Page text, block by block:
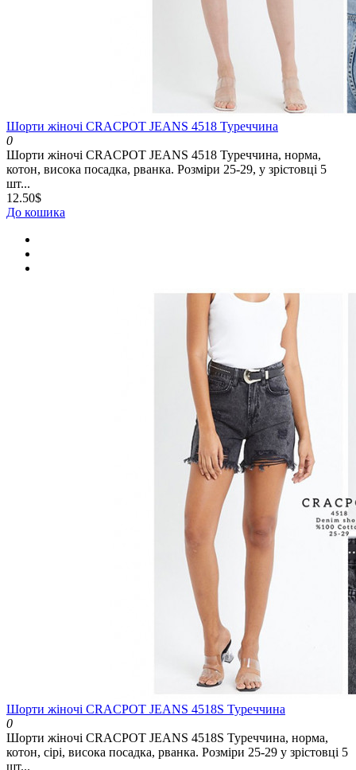
Шорти жіночі CRACPOT JEANS 4518 Туреччина
0
Шорти жіночі CRACPOT JEANS 4518 Туреччина, норма,
котон, висока посадка, рванка. Розміри 25-29, у зрістовці 5
шт...
12.50$
До кошика
Шорти жіночі CRACPOT JEANS 4518S Туреччина
0
Шорти жіночі CRACPOT JEANS 4518S Туреччина, норма,
котон, сірі, висока посадка, рванка. Розміри 25-29 у зрістовці 5
шт...